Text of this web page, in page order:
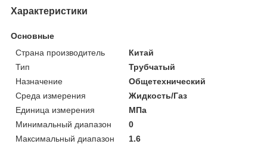
Характеристики
Основные
Страна производитель
Китай
Тип
Трубчатый
Назначение
Общетехнический
Среда измерения
Жидкость/Газ
Единица измерения
МПа
Минимальный диапазон
0
Максимальный диапазон
1.6